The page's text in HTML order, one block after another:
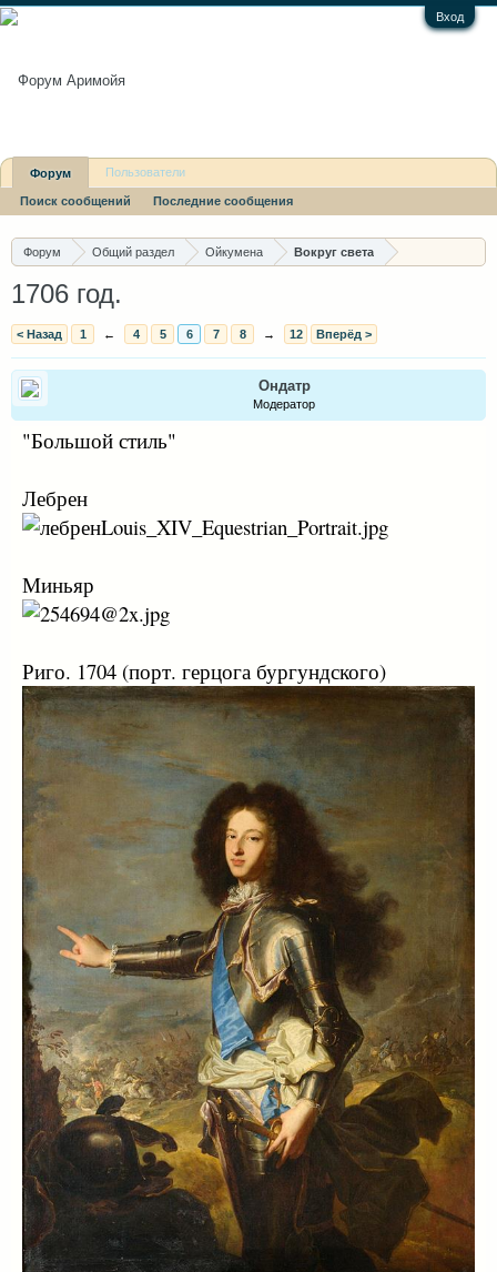
Вход
Форум Общий раздел Ойкумена Вокруг света
1706 год.
< Назад 1 ← 4 5 6 7 8 → 12 Вперёд >
Ондатр
Модератор
"Большой стиль"
Лебрен
Миньяр
Риго. 1704 (порт. герцога бургундского)
Форум
Поиск сообщений Последние сообщения
Пользователи